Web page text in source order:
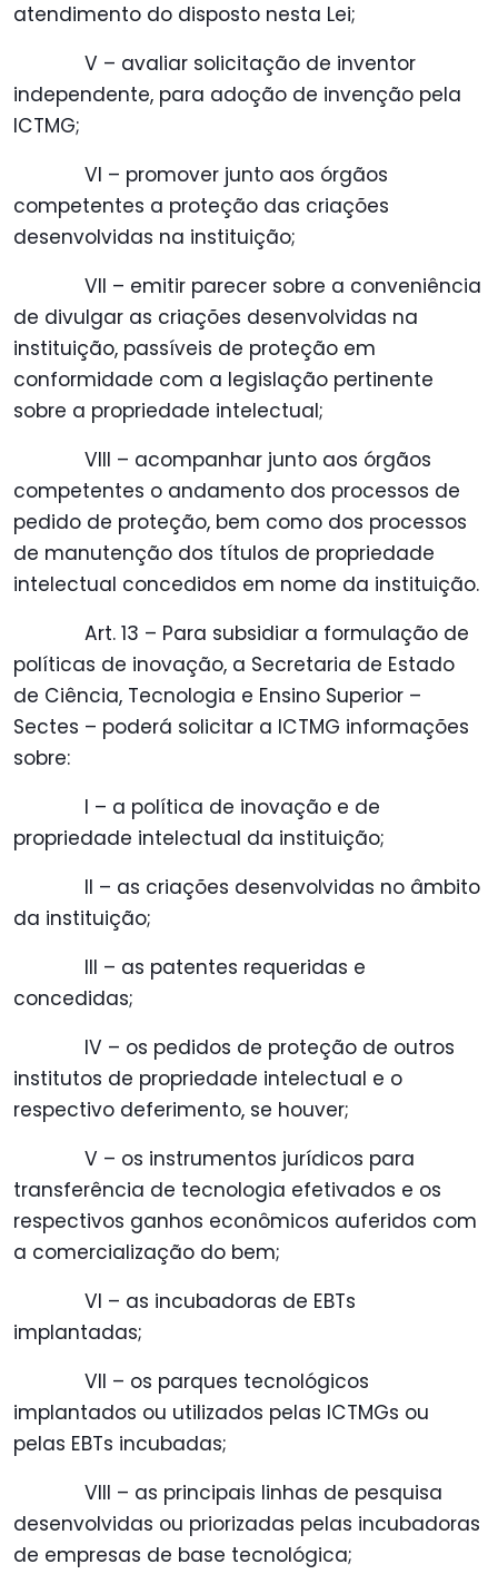
atendimento do disposto nesta Lei;
V – avaliar solicitação de inventor
independente, para adoção de invenção pela
ICTMG;
VI – promover junto aos órgãos
competentes a proteção das criações
desenvolvidas na instituição;
VII – emitir parecer sobre a conveniência
de divulgar as criações desenvolvidas na
instituição, passíveis de proteção em
conformidade com a legislação pertinente
sobre a propriedade intelectual;
VIII – acompanhar junto aos órgãos
competentes o andamento dos processos de
pedido de proteção, bem como dos processos
de manutenção dos títulos de propriedade
intelectual concedidos em nome da instituição.
Art. 13 – Para subsidiar a formulação de
políticas de inovação, a Secretaria de Estado
de Ciência, Tecnologia e Ensino Superior –
Sectes – poderá solicitar a ICTMG informações
sobre:
I – a política de inovação e de
propriedade intelectual da instituição;
II – as criações desenvolvidas no âmbito
da instituição;
III – as patentes requeridas e
concedidas;
IV – os pedidos de proteção de outros
institutos de propriedade intelectual e o
respectivo deferimento, se houver;
V – os instrumentos jurídicos para
transferência de tecnologia efetivados e os
respectivos ganhos econômicos auferidos com
a comercialização do bem;
VI – as incubadoras de EBTs
implantadas;
VII – os parques tecnológicos
implantados ou utilizados pelas ICTMGs ou
pelas EBTs incubadas;
VIII – as principais linhas de pesquisa
desenvolvidas ou priorizadas pelas incubadoras
de empresas de base tecnológica;